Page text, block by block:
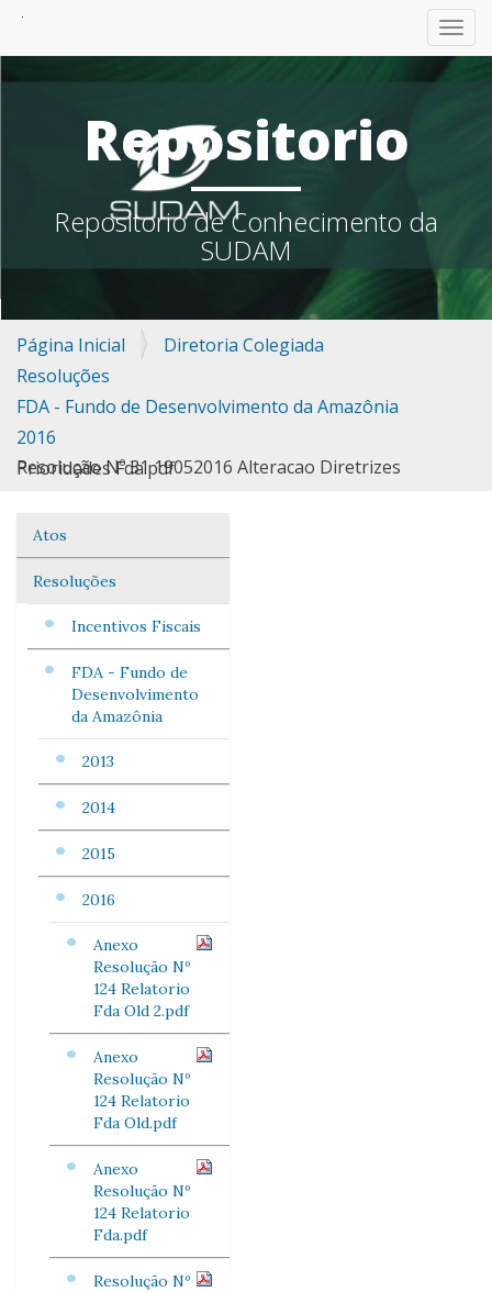
Repositorio
Repositorio de Conhecimento da
SUDAM
Página Inicial
Diretoria Colegiada
Resoluções
FDA - Fundo de Desenvolvimento da Amazônia
2016
Resolução Nº 31 19052016 Alteracao Diretrizes Prioridades Fda.pdf
Navegação
Atos
Resoluções
Incentivos Fiscais
FDA - Fundo de
Desenvolvimento
da Amazônia
2013
2014
2015
2016
Anexo
Resolução Nº
124 Relatorio
Fda Old 2.pdf
Anexo
Resolução Nº
124 Relatorio
Fda Old.pdf
Anexo
Resolução Nº
124 Relatorio
Fda.pdf
Resolução Nº